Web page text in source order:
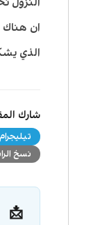
ان
الذي
شارك
تيليجرام
نسخ
📩